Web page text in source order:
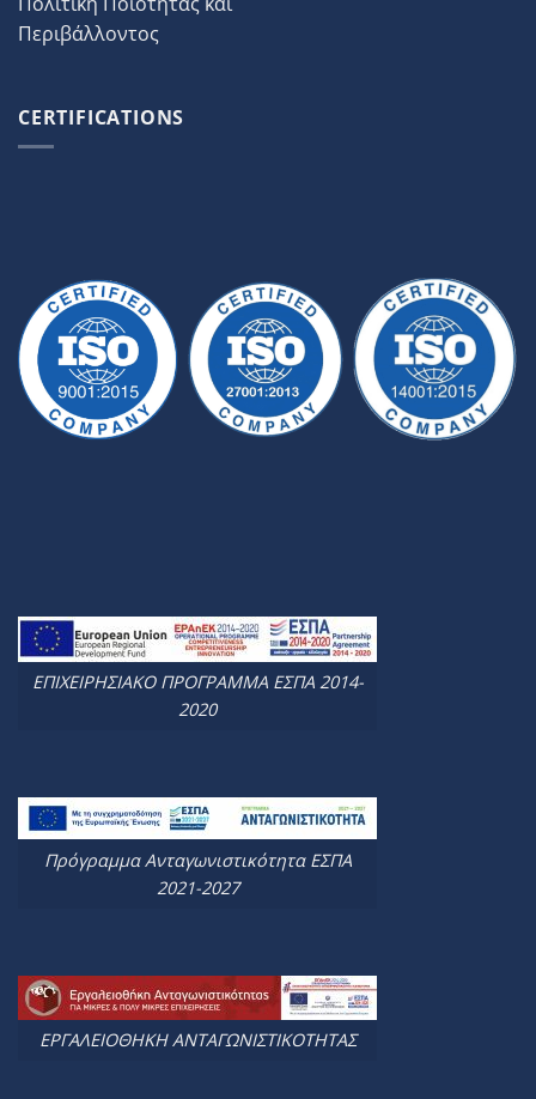
Περιβάλλοντος
CERTIFICATIONS
ΕΠΙΧΕΙΡΗΣΙΑΚΟ ΠΡΟΓΡΑΜΜΑ ΕΣΠΑ 2014-
2020
Πρόγραμμα Ανταγωνιστικότητα ΕΣΠΑ
2021-2027
ΕΡΓΑΛΕΙΟΘΗΚΗ ΑΝΤΑΓΩΝΙΣΤΙΚΟΤΗΤΑΣ